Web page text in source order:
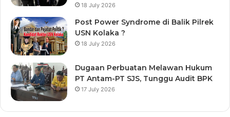
18 July 2026
Post Power Syndrome di Balik Pilrek
USN Kolaka ?
18 July 2026
Dugaan Perbuatan Melawan Hukum
PT Antam-PT SJS, Tunggu Audit BPK
17 July 2026